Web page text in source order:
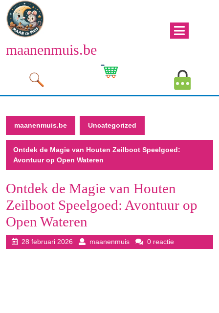
Naar
de
inhoud
maanenmuis.be
Winkelwagen
maanenmuis.be Uncategorized
Ontdek de Magie van Houten Zeilboot Speelgoed:
Avontuur op Open Wateren
Ontdek de Magie van Houten
Zeilboot Speelgoed: Avontuur op
Open Wateren
28 februari 2026 28
februari
maanenmuismaanenmuis
0 reactie